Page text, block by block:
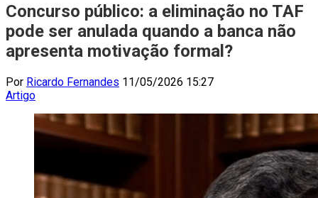
Concurso público: a eliminação no TAF
pode ser anulada quando a banca não
apresenta motivação formal?
Por Ricardo Fernandes 11/05/2026 15:27
Artigo